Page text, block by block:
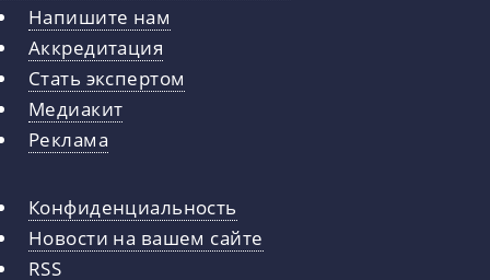
Напишите нам
Аккредитация
Стать экспертом
Медиакит
Реклама
Конфиденциальность
Новости на вашем сайте
RSS